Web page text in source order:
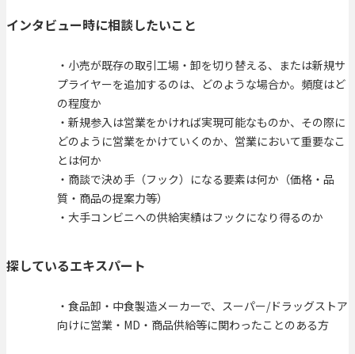
インタビュー時に相談したいこと
・小売が既存の取引工場・卸を切り替える、または新規サ
プライヤーを追加するのは、どのような場合か。頻度はど
の程度か
・新規参入は営業をかければ実現可能なものか、その際に
どのように営業をかけていくのか、営業において重要なこ
とは何か
・商談で決め手（フック）になる要素は何か（価格・品
質・商品の提案力等）
・大手コンビニへの供給実績はフックになり得るのか
探しているエキスパート
・食品卸・中食製造メーカーで、スーパー/ドラッグストア
向けに営業・MD・商品供給等に関わったことのある方